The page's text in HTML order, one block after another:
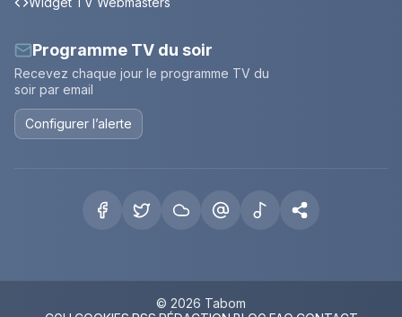
Programme TV du soir
Recevez chaque jour le programme TV du
soir par email
Configurer l’alerte
© 2026 Tabom